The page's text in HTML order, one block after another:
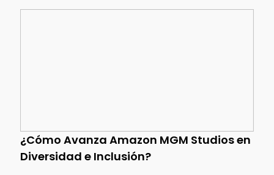
¿Cómo Avanza Amazon MGM Studios en
Diversidad e Inclusión?